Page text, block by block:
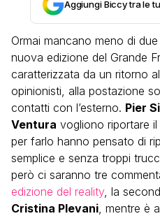
Aggiungi Biccy tra le
Ormai mancano meno di
nuova edizione del Grande
caratterizzata da un ritorno
opinionisti, alla postazione
contatti con l’esterno. Pier
Ventura vogliono riportare
per farlo hanno pensato di
semplice e senza troppi
però ci saranno tre
edizione del reality, la
Cristina Plevani, mentre è